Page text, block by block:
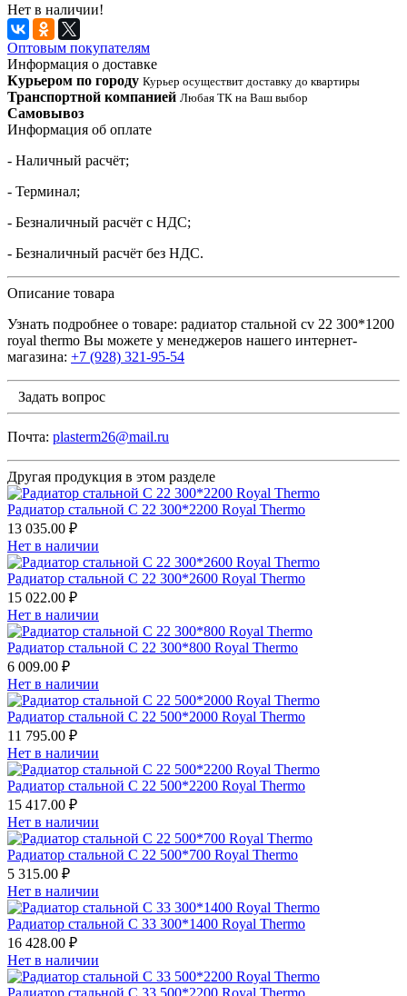
Нет в наличии!
Оптовым покупателям
Информация о доставке
Курьером по городу Курьер осуществит доставку до квартиры
Транспортной компанией Любая ТК на Ваш выбор
Самовывоз
Информация об оплате
- Наличный расчёт;
- Терминал;
- Безналичный расчёт с НДС;
- Безналичный расчёт без НДС.
Описание товара
Узнать подробнее о товаре: радиатор стальной сv 22 300*1200
royal thermo Вы можете у менеджеров нашего интернет-
магазина: +7 (928) 321-95-54
Задать вопрос
Почта: plasterm26@mail.ru
Другая продукция в этом разделе
Радиатор стальной С 22 300*2200 Royal Thermo
13 035.00 ₽
Нет в наличии
Радиатор стальной С 22 300*2600 Royal Thermo
15 022.00 ₽
Нет в наличии
Радиатор стальной С 22 300*800 Royal Thermo
6 009.00 ₽
Нет в наличии
Радиатор стальной С 22 500*2000 Royal Thermo
11 795.00 ₽
Нет в наличии
Радиатор стальной С 22 500*2200 Royal Thermo
15 417.00 ₽
Нет в наличии
Радиатор стальной С 22 500*700 Royal Thermo
5 315.00 ₽
Нет в наличии
Радиатор стальной С 33 300*1400 Royal Thermo
16 428.00 ₽
Нет в наличии
Радиатор стальной С 33 500*2200 Royal Thermo